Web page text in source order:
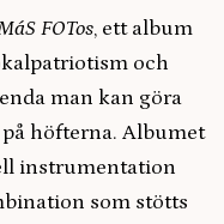
FOTos, ett album
och
man kan göra
höfterna. Albumet
instrumentation
som stötts